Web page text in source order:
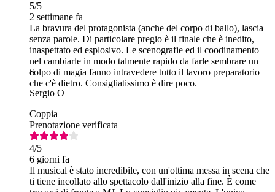
5/5
2 settimane fa
La bravura del protagonista (anche del corpo di ballo), lascia
senza parole. Di particolare pregio è il finale che è inedito,
inaspettato ed esplosivo. Le scenografie ed il coodinamento
nel cambiarle in modo talmente rapido da farle sembrare un
colpo di magia fanno intravedere tutto il lavoro preparatorio
che c'è dietro. Consigliatissimo è dire poco.
S
Sergio O
Coppia
Prenotazione verificata
4/5
6 giorni fa
Il musical è stato incredibile, con un'ottima messa in scena che
ti tiene incollato allo spettacolo dall'inizio alla fine. È come